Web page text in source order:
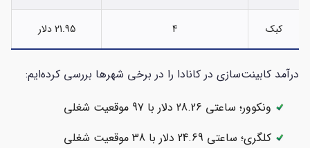
کبک 4 21.95 دلار
درآمد کابینت‌سازی در کانادا را در برخی شهرها بررسی کرده‌ایم:
ونکوور؛ ساعتی 28.26 دلار با 97 موقعیت شغلی
کلگری؛ ساعتی 24.69 دلار با 38 موقعیت شغلی